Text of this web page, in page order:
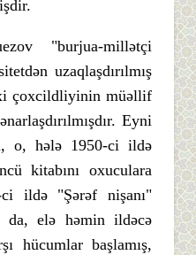
"burjua-millətçi
uzaqlaşdırılmış
çoxcildliyinin müəllif
Eyni
o, hələ 1950-ci ildə
kitabını oxuculara
ildə "Şərəf nişanı"
elə həmin ildəcə
hücumlar başlamış,